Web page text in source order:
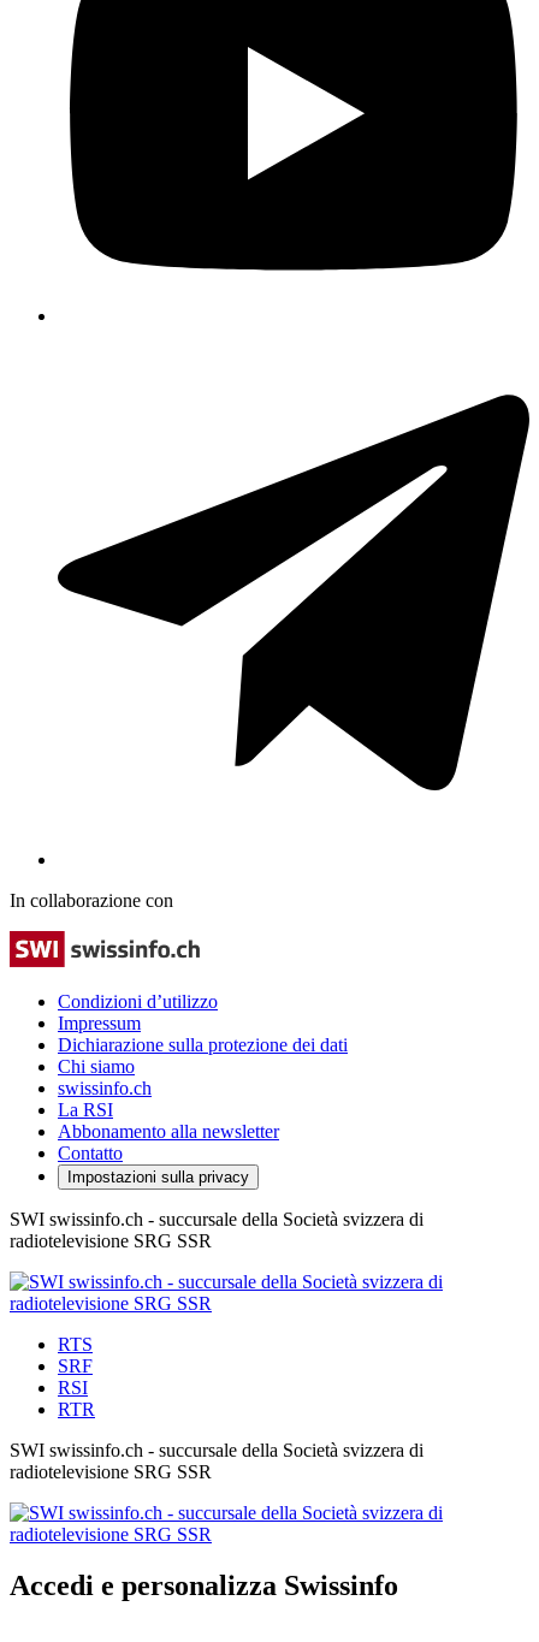
In collaborazione con
Condizioni d’utilizzo
Impressum
Dichiarazione sulla protezione dei dati
Chi siamo
swissinfo.ch
La RSI
Abbonamento alla newsletter
Contatto
Impostazioni sulla privacy
SWI swissinfo.ch - succursale della Società svizzera di
radiotelevisione SRG SSR
RTS
SRF
RSI
RTR
SWI swissinfo.ch - succursale della Società svizzera di
radiotelevisione SRG SSR
Accedi e personalizza Swissinfo